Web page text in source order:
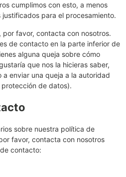
cumplimos con esto, a menos
para el procesamiento.
por favor, contacta con nosotros.
de contacto en la parte inferior de
alguna queja sobre cómo
que nos la hicieras saber,
enviar una queja a la autoridad
de datos).
sobre nuestra política de
favor, contacta con nosotros
contacto: